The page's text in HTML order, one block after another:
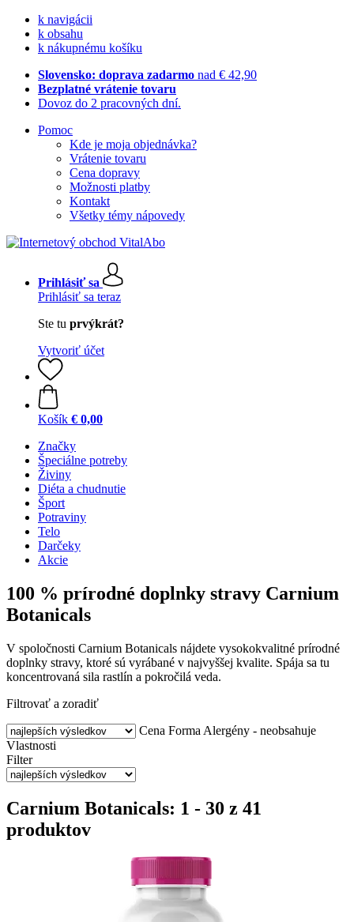
k navigácii
k obsahu
k nákupnému košíku
Slovensko: doprava zadarmo nad € 42,90
Bezplatné vrátenie tovaru
Dovoz do 2 pracovných dní.
Pomoc
Kde je moja objednávka?
Vrátenie tovaru
Cena dopravy
Možnosti platby
Kontakt
Všetky témy nápovedy
Prihlásiť sa
Prihlásiť sa teraz
Ste tu prvýkrát?
Vytvoriť účet
Košík € 0,00
Značky
Špeciálne potreby
Živiny
Diéta a chudnutie
Šport
Potraviny
Telo
Darčeky
Akcie
100 % prírodné doplnky stravy Carnium
Botanicals
V spoločnosti Carnium Botanicals nájdete vysokokvalitné prírodné
doplnky stravy, ktoré sú vyrábané v najvyššej kvalite. Spája sa tu
koncentrovaná sila rastlín a pokročilá veda.
Filtrovať a zoradiť
Cena Forma Alergény - neobsahuje
Vlastnosti
Filter
Carnium Botanicals: 1 - 30 z 41
produktov